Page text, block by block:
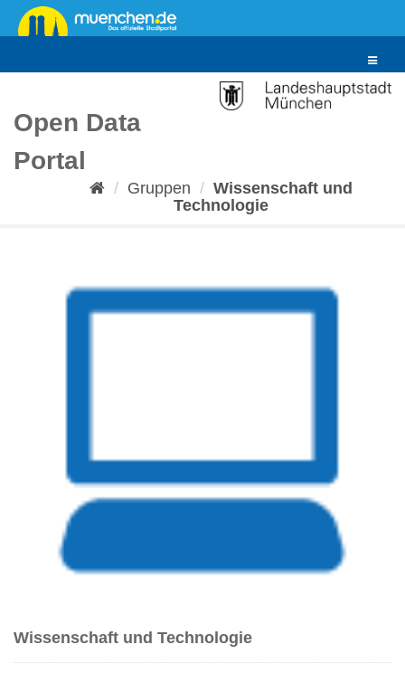
Überspringen
zum
Toggle
Open Data
Portal
Gruppen
Wissenschaft und
Technologie
Wissenschaft und Technologie